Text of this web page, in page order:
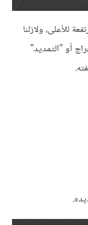
للأعلى، ولازلنا
أو "التمديد"